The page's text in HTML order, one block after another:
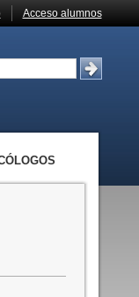
Acceso alumnos